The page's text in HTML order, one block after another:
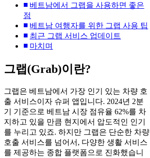
베트남에서 그랩을 사용하면 좋은
점
베트남 여행자를 위한 그랩 사용 팁
최근 그랩 서비스 업데이트
마치며
그랩(Grab)이란?
그랩은 베트남에서 가장 인기 있는 차량 호
출 서비스이자 슈퍼 앱입니다. 2024년 2분
기 기준으로 베트남 시장 점유율 62%를 차
지하고 있을 만큼 현지에서 압도적인 인기
를 누리고 있죠. 하지만 그랩은 단순한 차량
호출 서비스를 넘어서, 다양한 생활 서비스
를 제공하는 종합 플랫폼으로 진화했습니